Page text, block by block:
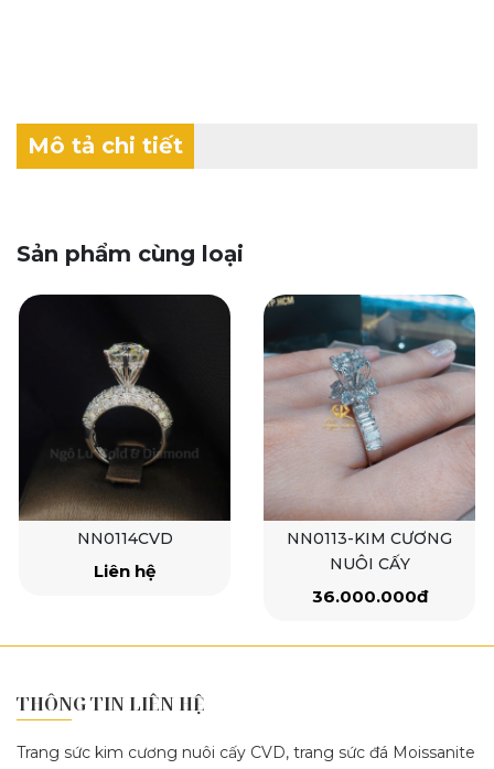
Mô tả chi tiết
Sản phẩm cùng loại
NN0114CVD
Liên hệ
NN0113-KIM CƯƠNG
NUÔI CẤY
36.000.000đ
THÔNG TIN LIÊN HỆ
Trang sức kim cương nuôi cấy CVD, trang sức đá Moissanite